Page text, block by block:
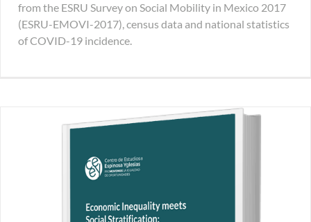
from the ESRU Survey on Social Mobility in Mexico 2017
(ESRU-EMOVI-2017), census data and national statistics
of COVID-19 incidence.